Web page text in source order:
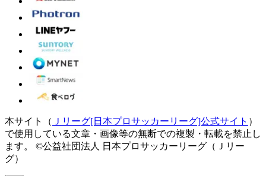
本サイト（ Ｊリーグ[日本プロサッカーリーグ]公式サイト ）
で使用している文章・画像等の無断での複製・転載を禁止し
ます。
©公益社団法人 日本プロサッカーリーグ（Ｊリー
グ）